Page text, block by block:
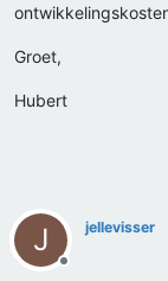
Groet,
Hubert
J
Offline
jellevisser